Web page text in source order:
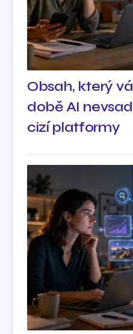
Obsah, který
době AI
cizí platformy